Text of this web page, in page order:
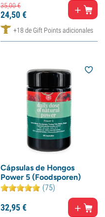
35,00€
24,50€
+18 de Gift Points adicionales
Cápsulas de Hongos
Power 5 (Foodsporen)
(75)
32,95€